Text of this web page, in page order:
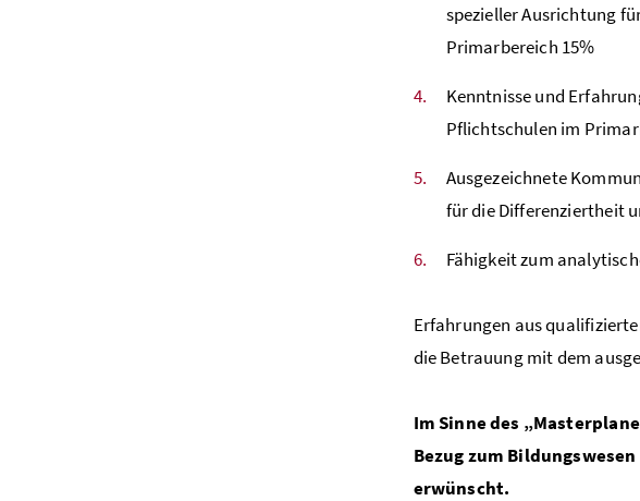
spezieller Ausrichtung
Primarbereich 15%
Kenntnisse und
Pflichtschulen im
Ausgezeichnete
für die Differenziertheit
Fähigkeit zum
Erfahrungen aus
die Betrauung mit dem
Im Sinne des
Bezug zum
erwünscht.